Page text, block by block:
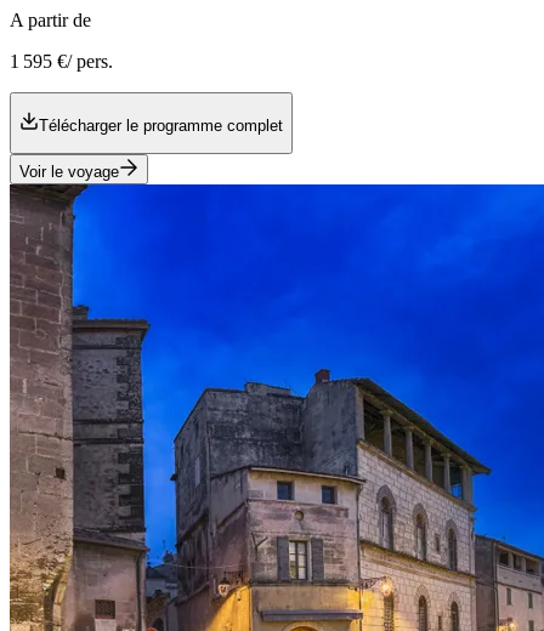
A partir de
1 595 €/ pers.
Télécharger le programme complet
Voir le voyage